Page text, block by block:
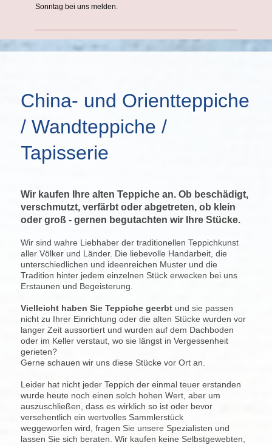
Sonntag bei uns melden.
China- und Orientteppiche
/ Wandteppiche /
Tapisserie
Wir kaufen Ihre alten Teppiche an. Ob beschädigt,
verschmutzt, verfärbt oder abgetreten, ob klein
oder groß - gernen begutachten wir Ihre Stücke.
Wir sind wahre Liebhaber der traditionellen Teppichkunst
aller Völker und Länder. Die liebevolle Handarbeit, die
unterschiedlichen und ideenreichen Muster und die
Tradition hinter jedem einzelnen Stück erwecken bei uns
Erstaunen und Begeisterung.
Vielleicht haben Sie Teppiche geerbt und sie passen
nicht zu Ihrer Einrichtung oder die alten Stücke wurden vor
langer Zeit aussortiert und wurden auf dem Dachboden
oder im Keller verstaut, wo sie längst in Vergessenheit
gerieten?
Gerne schauen wir uns diese Stücke vor Ort an.
Leider hat nicht jeder Teppich der einmal teuer erstanden
wurde heute noch einen solch hohen Wert, aber um
auszuschließen, dass es wirklich so ist oder bevor
versehentlich ein wertvolles Sammlerstück
weggeworfen wird, fragen Sie unsere Spezialisten und
lassen Sie sich beraten. Wir kaufen keine Selbstgewebten,